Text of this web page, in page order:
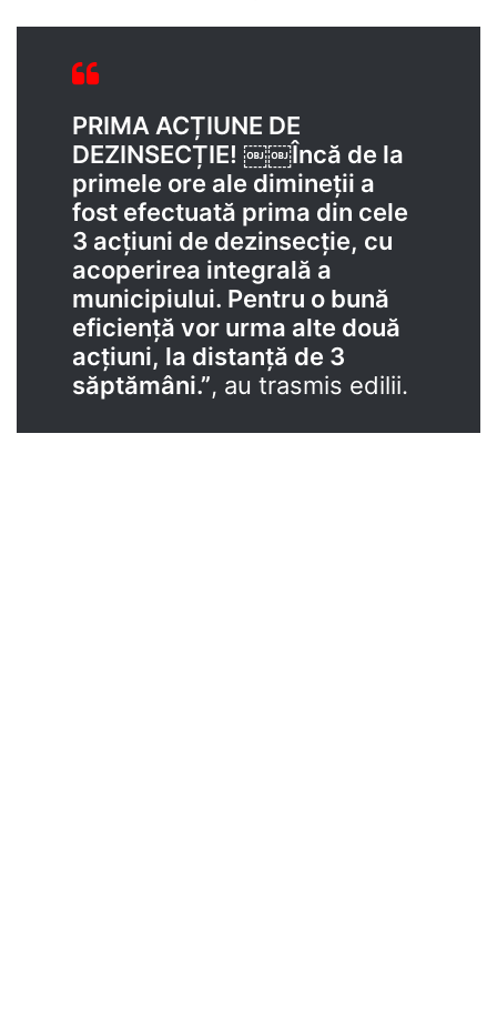
PRIMA ACȚIUNE DE
DEZINSECȚIE! ￼￼Încă de la
primele ore ale dimineții a
fost efectuată prima din cele
3 acțiuni de dezinsecție, cu
acoperirea integrală a
municipiului. Pentru o bună
eficiență vor urma alte două
acțiuni, la distanță de 3
săptămâni.”, au trasmis edilii.